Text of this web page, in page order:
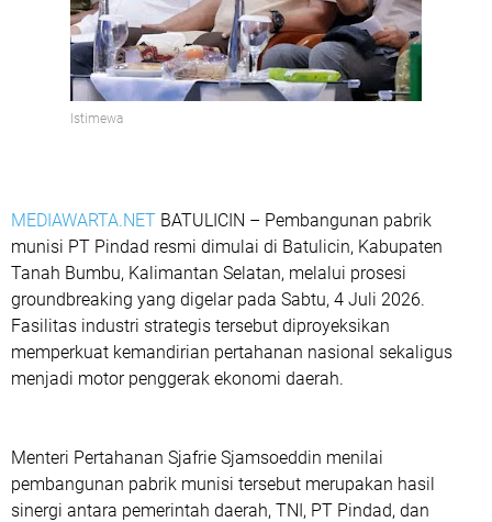
Istimewa
MEDIAWARTA.NET BATULICIN – Pembangunan pabrik
munisi PT Pindad resmi dimulai di Batulicin, Kabupaten
Tanah Bumbu, Kalimantan Selatan, melalui prosesi
groundbreaking yang digelar pada Sabtu, 4 Juli 2026.
Fasilitas industri strategis tersebut diproyeksikan
memperkuat kemandirian pertahanan nasional sekaligus
menjadi motor penggerak ekonomi daerah.
Menteri Pertahanan Sjafrie Sjamsoeddin menilai
pembangunan pabrik munisi tersebut merupakan hasil
sinergi antara pemerintah daerah, TNI, PT Pindad, dan